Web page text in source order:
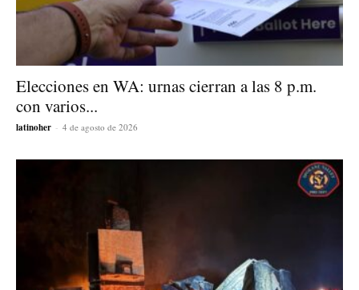
Elecciones en WA: urnas cierran a las 8 p.m.
con varios...
latinoher - 4 de agosto de 2026